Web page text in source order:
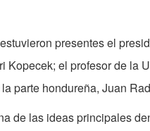
presentes el
Kopecek; el profesor de la
parte hondureña, Juan
de las ideas principales